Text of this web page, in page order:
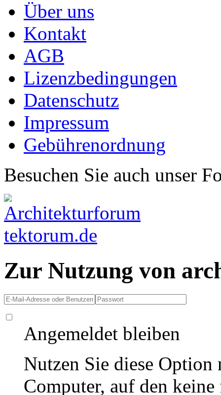
Über uns
Kontakt
AGB
Lizenzbedingungen
Datenschutz
Impressum
Gebührenordnung
Besuchen Sie auch unser
Zur Nutzung von
Angemeldet bleiben
Nutzen Sie diese
Computer, auf den